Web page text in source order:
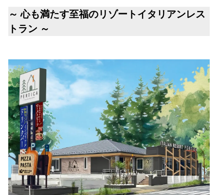
～ 心も満たす至福のリゾートイタリアンレス
トラン ～